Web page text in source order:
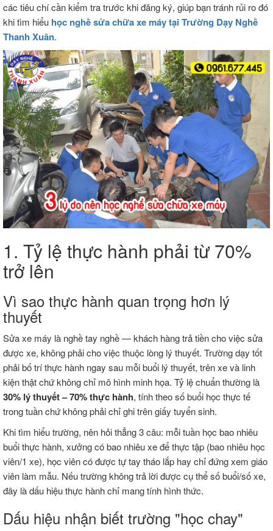
các tiêu chí cần kiểm tra trước khi đăng ký, giúp bạn tránh rủi ro đó
khi tìm hiểu học nghề sửa chữa xe máy tại Trường Dạy Nghề
Thanh Xuân.
1. Tỷ lệ thực hành phải từ 70%
trở lên
Vì sao thực hành quan trọng hơn lý
thuyết
Sửa xe máy là nghề tay nghề — khách hàng trả tiền cho việc sửa
được xe, không phải cho việc thuộc lòng lý thuyết. Trường dạy tốt
phải bố trí thực hành ngay sau mỗi buổi lý thuyết, trên xe và linh
kiện thật chứ không chỉ mô hình minh họa. Tỷ lệ chuẩn thường là
30% lý thuyết – 70% thực hành, tính theo số buổi học thực tế
trong tuần chứ không phải chỉ ghi trên giấy tuyển sinh.
Khi tìm hiểu trường, nên hỏi thẳng 3 câu: mỗi tuần học bao nhiêu
buổi thực hành, xưởng có bao nhiêu xe để thực tập (bao nhiêu học
viên/1 xe), học viên có được tự tay tháo lắp hay chỉ đứng xem giáo
viên làm mẫu. Nếu trường không trả lời được cụ thể số buổi/số xe,
đây là dấu hiệu thực hành chỉ mang tính hình thức.
Dấu hiệu nhận biết trường "học chay"